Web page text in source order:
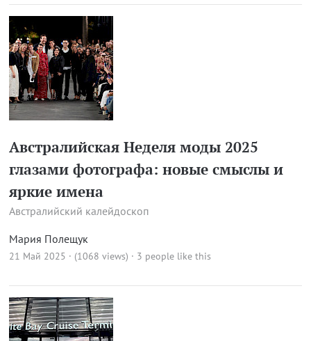
Австралийская Неделя моды 2025
глазами фотографа: новые смыслы и
яркие имена
Австралийский калейдоскоп
Мария Полещук
21 Май 2025 · (1068 views) · 3 people like this